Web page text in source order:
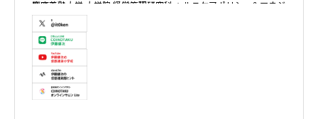
慶應義塾大学 大学院 経営管理研究科 ヘルスケアポリシー＆マネジ
メント集中コース終了
株式会社ソクラテス 代表取締役 / 国内企業暗号資産事業顧問 / 暗
号資産取引所アドバイザー / 暗号資産投資アナリスト / Fintechコ
ンサルタント / 暗号資産非公式アーティスト /YouTuber
テレビ東京WBS出演　テレビ東京モーニングサテライト出演